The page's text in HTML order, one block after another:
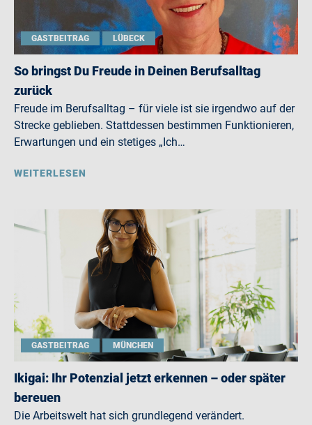
GASTBEITRAG LÜBECK
So bringst Du Freude in Deinen Berufsalltag
zurück
Freude im Berufsalltag – für viele ist sie irgendwo auf der
Strecke geblieben. Stattdessen bestimmen Funktionieren,
Erwartungen und ein stetiges „Ich…
WEITERLESEN
GASTBEITRAG MÜNCHEN
Ikigai: Ihr Potenzial jetzt erkennen – oder später
bereuen
Die Arbeitswelt hat sich grundlegend verändert.